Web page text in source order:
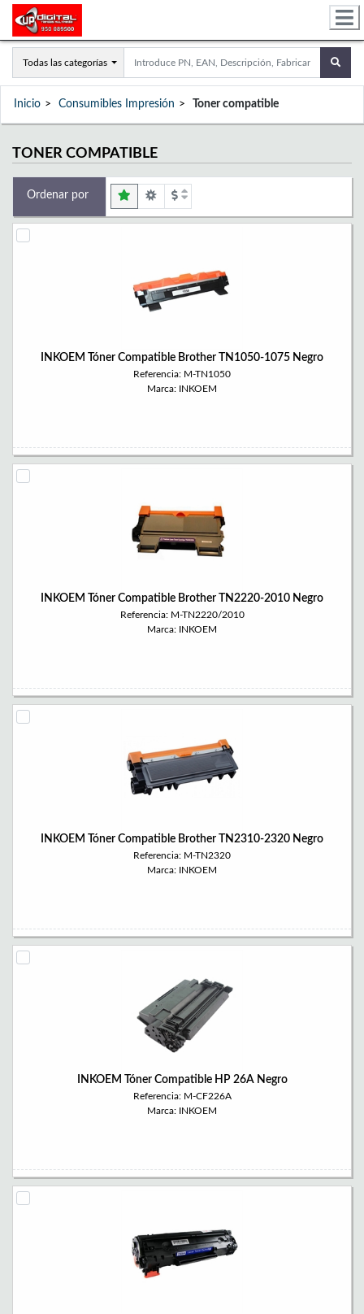
Todas las categorías
Inicio Consumibles Impresión Toner compatible
TONER COMPATIBLE
Ordenar por
INKOEM Tóner Compatible Brother TN1050-1075 Negro
Referencia: M-TN1050
Marca: INKOEM
INKOEM Tóner Compatible Brother TN2220-2010 Negro
Referencia: M-TN2220/2010
Marca: INKOEM
INKOEM Tóner Compatible Brother TN2310-2320 Negro
Referencia: M-TN2320
Marca: INKOEM
INKOEM Tóner Compatible HP 26A Negro
Referencia: M-CF226A
Marca: INKOEM